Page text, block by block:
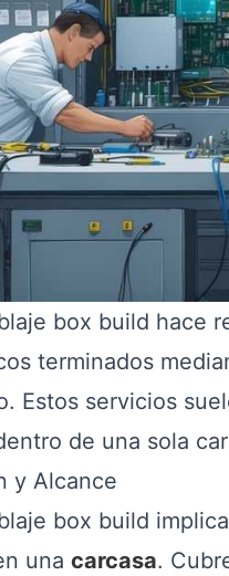
box build hace
terminados
Estos servicios
de una sola
y Alcance
box build
una carcasa.